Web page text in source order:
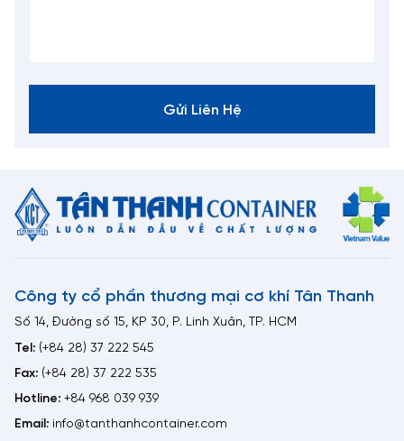
Gửi Liên Hệ
Công ty cổ phần thương mại cơ khí Tân Thanh
Số 14, Đường số 15, KP 30, P. Linh Xuân, TP. HCM
Tel: (+84 28) 37 222 545
Fax: (+84 28) 37 222 535
Hotline: +84 968 039 939
Email: info@tanthanhcontainer.com